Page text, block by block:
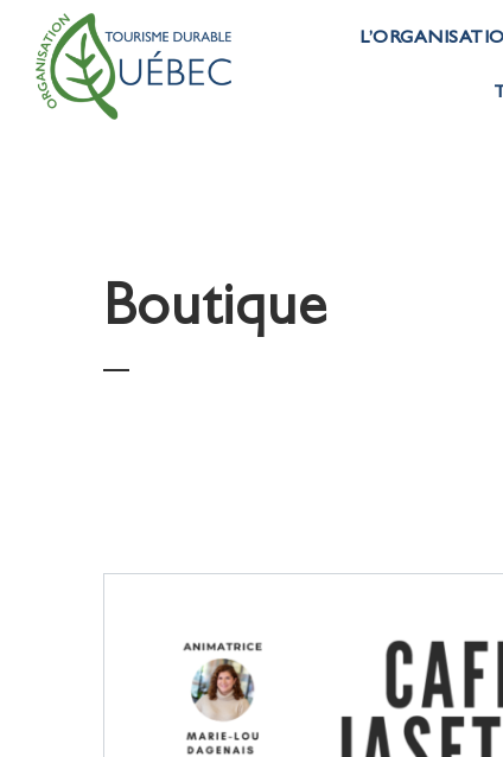
Boutique